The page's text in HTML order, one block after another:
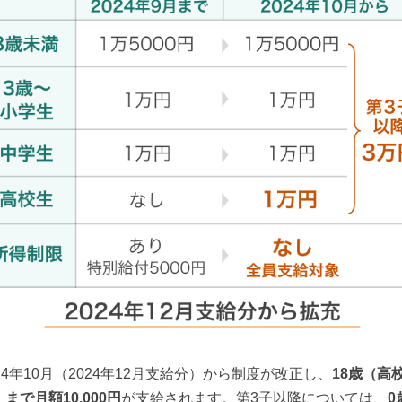
年10月（2024年12月支給分）から制度が改正し、 18歳（高
まで月額10,000円 が支給されます。第3子以降については、 0